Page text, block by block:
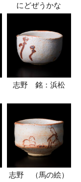
にどぜうかな
志野 銘：浜松
志野 （馬の絵）